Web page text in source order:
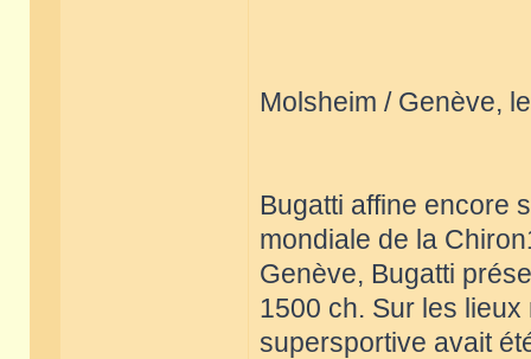
Molsheim / Genève,
Bugatti affine encore
mondiale de la
Genève, Bugatti
1500 ch. Sur les
supersportive avait